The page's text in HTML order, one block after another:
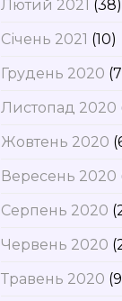
Лютий 2021 (38)
Січень 2021 (10)
Грудень 2020
Листопад 2020
Жовтень 2020
Вересень 2020
Серпень 2020
Червень 2020
Травень 2020